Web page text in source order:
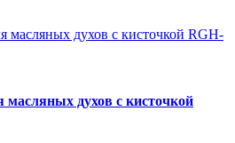
духов с кисточкой